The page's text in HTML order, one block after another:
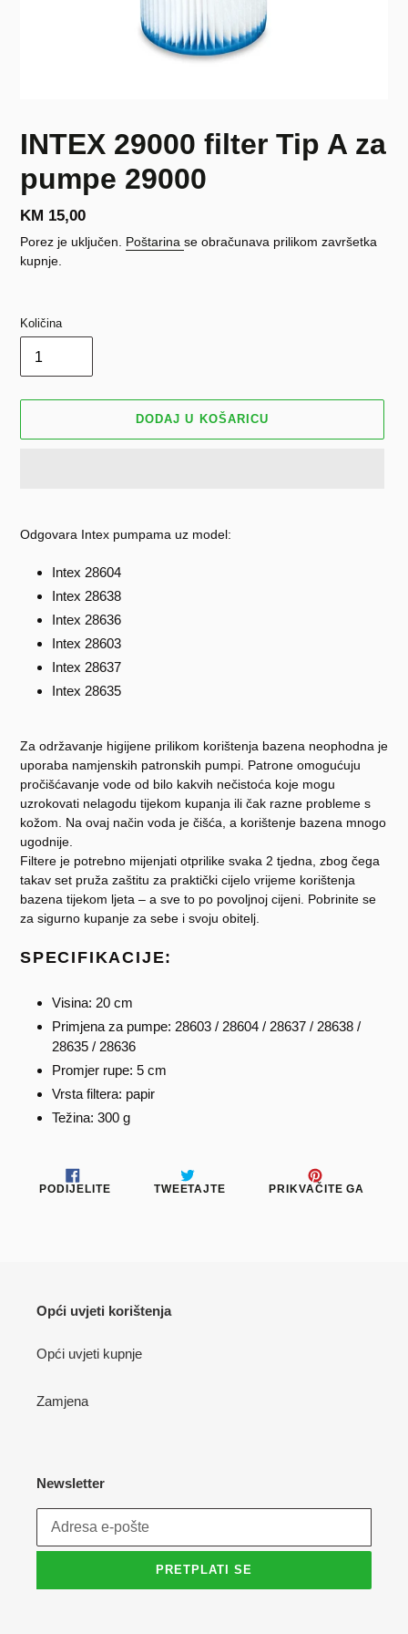
INTEX 29000 filter Tip A za
pumpe 29000
Redovna
cijena
KM 15,00
Porez je uključen. Poštarina se obračunava prilikom završetka
kupnje.
Količina
DODAJ U KOŠARICU
košaricu
Odgovara Intex pumpama uz model:
Intex 28604
Intex 28638
Intex 28636
Intex 28603
Intex 28637
Intex 28635
Za održavanje higijene prilikom korištenja bazena neophodna je
uporaba namjenskih patronskih pumpi. Patrone omogućuju
pročišćavanje vode od bilo kakvih nečistoća koje mogu
uzrokovati nelagodu tijekom kupanja ili čak razne probleme s
kožom. Na ovaj način voda je čišća, a korištenje bazena mnogo
ugodnije.
Filtere je potrebno mijenjati otprilike svaka 2 tjedna, zbog čega
takav set pruža zaštitu za praktički cijelo vrijeme korištenja
bazena tijekom ljeta – a sve to po povoljnoj cijeni. Pobrinite se
za sigurno kupanje za sebe i svoju obitelj.
SPECIFIKACIJE:
Visina: 20 cm
Primjena za pumpe: 28603 / 28604 / 28637 / 28638 /
28635 / 28636
Promjer rupe: 5 cm
Vrsta filtera: papir
Težina: 300 g
PODIJELITEPODIJELITETWEETAJTE TWEETAJTEPRIKVAČITE GA
Opći uvjeti korištenja
Opći uvjeti kupnje
Zamjena
Newsletter
PRETPLATI SE